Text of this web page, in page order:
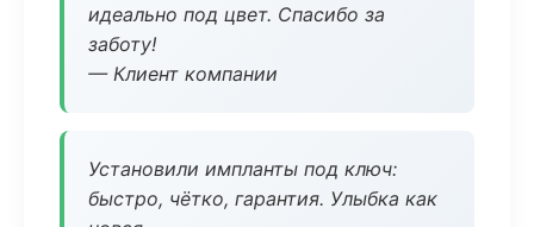
идеально под цвет. Спасибо за
заботу!
— Клиент компании
Установили импланты под ключ:
быстро, чётко, гарантия. Улыбка как